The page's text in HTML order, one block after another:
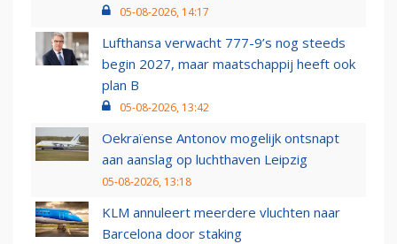
05-08-2026, 14:17
Lufthansa verwacht 777-9’s nog steeds
begin 2027, maar maatschappij heeft ook
plan B
05-08-2026, 13:42
Oekraïense Antonov mogelijk ontsnapt
aan aanslag op luchthaven Leipzig
05-08-2026, 13:18
KLM annuleert meerdere vluchten naar
Barcelona door staking